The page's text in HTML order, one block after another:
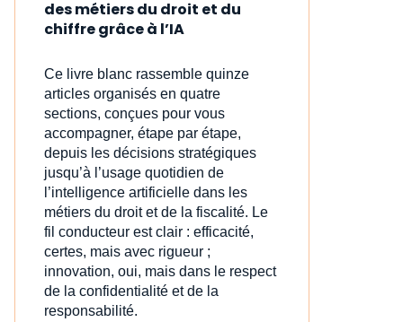
des métiers du droit et du
chiffre grâce à l’IA
Ce livre blanc rassemble quinze
articles organisés en quatre
sections, conçues pour vous
accompagner, étape par étape,
depuis les décisions stratégiques
jusqu’à l’usage quotidien de
l’intelligence artificielle dans les
métiers du droit et de la fiscalité. Le
fil conducteur est clair : efficacité,
certes, mais avec rigueur ;
innovation, oui, mais dans le respect
de la confidentialité et de la
responsabilité.